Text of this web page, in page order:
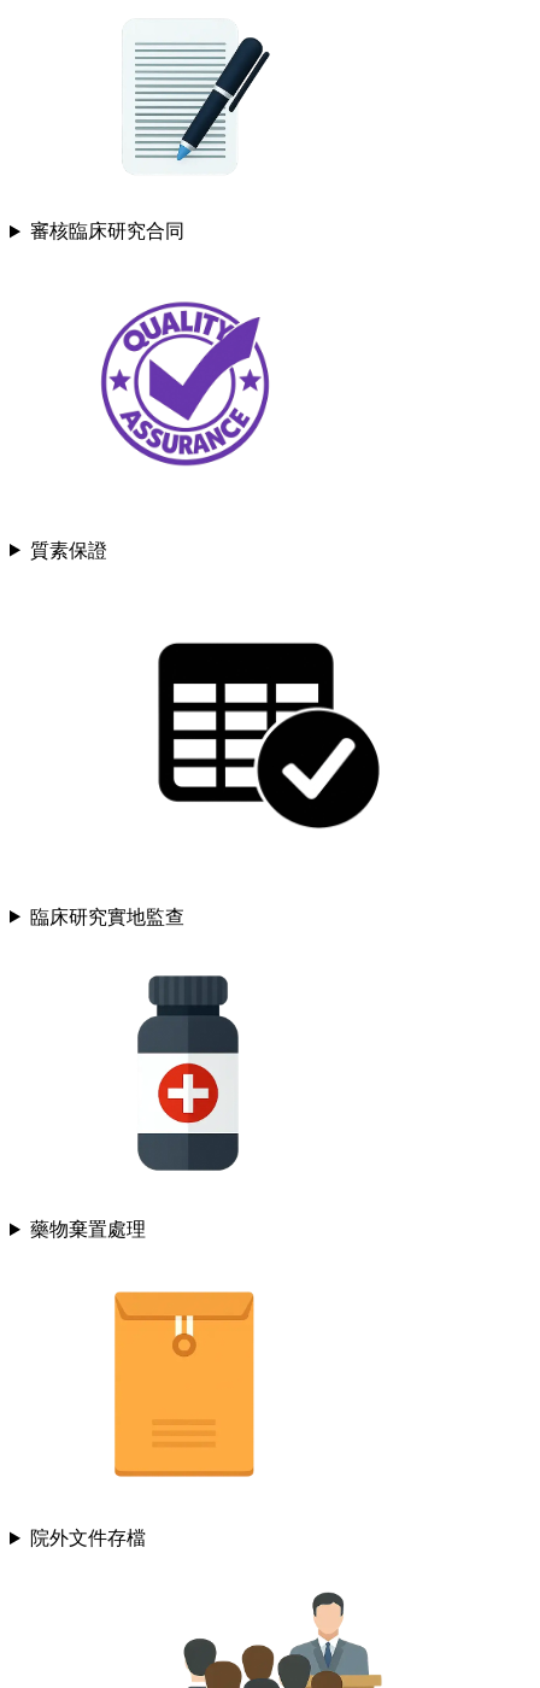
審核臨床研究合同
質素保證
臨床研究實地監查
藥物棄置處理
院外文件存檔